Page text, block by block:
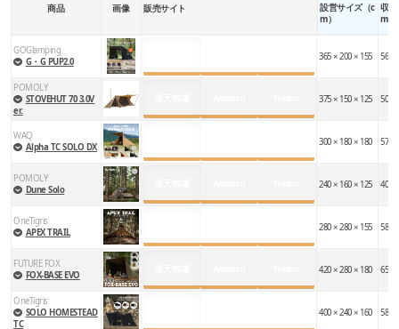
商品 画像 販売サイト
設営サイズ（c
m）
収
m）
GOGlamping
G・G PUP2.0
365 × 200 × 155 56 ×
POMOLY
STOVEHUT 70 3.0V
er.
375 × 150 × 125 50 ×
WAQ
Alpha TC SOLO DX
300 × 180 × 180 57 ×
POMOLY
Dune Solo
240 × 160 × 125 40 ×
OneTigris
APEX TRAIL
280 × 280 × 155 58 ×
FUTURE FOX
FOX-BASE EVO
420 × 280 × 180 65 ×
OneTigris
SOLO HOMESTEAD
TC
400 × 240 × 160 58 ×